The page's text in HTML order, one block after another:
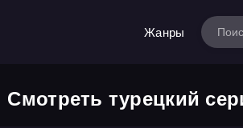
Жанры
Смотреть турецкий